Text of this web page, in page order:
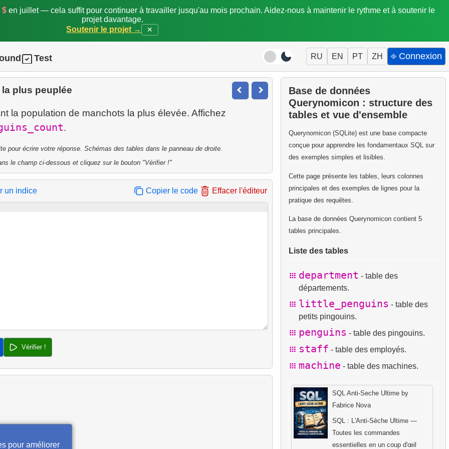
$en juillet — cela suffit pour continuer à travailler jusqu'au mois prochain. Aidez-nous à maintenir le rythme et à soutenir le
projet davantage.
Soutenir le projet →
✕
Test RU EN PT ZH ⎆ Connexion
plus peuplée
la population de manchots la plus élevée. Affichez
pour écrire votre réponse. Schémas des tables dans le panneau de droite.
le champ ci-dessous et cliquez sur le bouton "Vérifier !"
un indice Copier le code Effacer l'éditeur
Vérifier !
Base de données
Querynomicon : structure des
tables et vue d'ensemble
Querynomicon (SQLite) est une base compacte
conçue pour apprendre les fondamentaux SQL sur
des exemples simples et lisibles.
Cette page présente les tables, leurs colonnes
principales et des exemples de lignes pour la
pratique des requêtes.
La base de données Querynomicon contient 5
tables principales.
Liste des tables
department - table des
départements.
little_penguins - table des
petits pingouins.
penguins - table des pingouins.
staff - table des employés.
machine - table des machines.
SQL Anti-Seche Ultime by
Fabrice Nova
SQL : L'Anti-Sèche Ultime —
Toutes les commandes
essentielles en un coup d'œil
pour améliorer